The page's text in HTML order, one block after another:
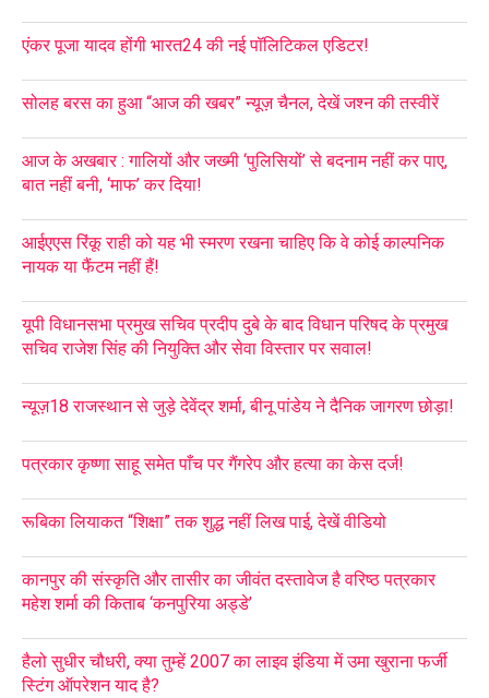
एंकर पूजा यादव होंगी भारत24 की नई पॉलिटिकल एडिटर!
सोलह बरस का हुआ “आज की खबर” न्यूज़ चैनल, देखें जश्न की तस्वीरें
आज के अखबार : गालियों और जख्मी ‘पुलिसियों’ से बदनाम नहीं कर पाए,
बात नहीं बनी, ‘माफ’ कर दिया!
आईएएस रिंकू राही को यह भी स्मरण रखना चाहिए कि वे कोई काल्पनिक
नायक या फैंटम नहीं हैं!
यूपी विधानसभा प्रमुख सचिव प्रदीप दुबे के बाद विधान परिषद के प्रमुख
सचिव राजेश सिंह की नियुक्ति और सेवा विस्तार पर सवाल!
न्यूज़18 राजस्थान से जुड़े देवेंद्र शर्मा, बीनू पांडेय ने दैनिक जागरण छोड़ा!
पत्रकार कृष्णा साहू समेत पाँच पर गैंगरेप और हत्या का केस दर्ज!
रूबिका लियाकत “शिक्षा” तक शुद्ध नहीं लिख पाई, देखें वीडियो
कानपुर की संस्कृति और तासीर का जीवंत दस्तावेज है वरिष्ठ पत्रकार
महेश शर्मा की किताब ‘कनपुरिया अड्डे’
हैलो सुधीर चौधरी, क्या तुम्हें 2007 का लाइव इंडिया में उमा खुराना फर्जी
स्टिंग ऑपरेशन याद है?